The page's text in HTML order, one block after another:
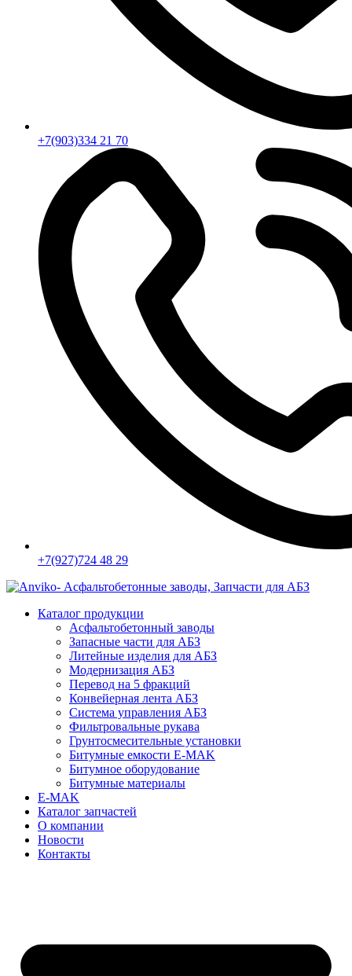
+7(903)334 21 70
+7(927)724 48 29
Каталог продукции
Асфальтобетонный заводы
Запасные части для АБЗ
Литейные изделия для АБЗ
Модернизация АБЗ
Перевод на 5 фракций
Конвейерная лента АБЗ
Система управления АБЗ
Фильтровальные рукава
Грунтосмесительные установки
Битумные емкости E-MAK
Битумное оборудование
Битумные материалы
E-MAK
Каталог запчастей
О компании
Новости
Контакты